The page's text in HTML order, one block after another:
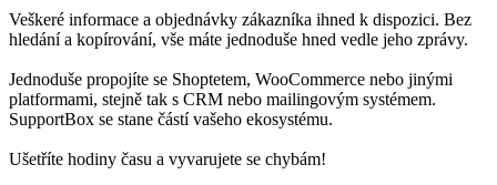
Veškeré informace a objednávky zákazníka ihned k dispozici. Bez
hledání a kopírování, vše máte jednoduše hned vedle jeho zprávy.
Jednoduše propojíte se Shoptetem, WooCommerce nebo jinými
platformami, stejně tak s CRM nebo mailingovým systémem.
SupportBox se stane částí vašeho ekosystému.
Ušetříte hodiny času a vyvarujete se chybám!